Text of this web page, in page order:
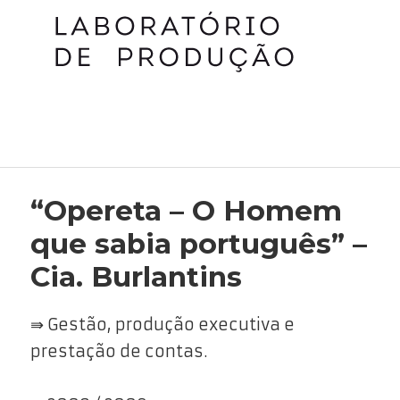
“Opereta – O Homem
que sabia português” –
Cia. Burlantins
⇛ Gestão, produção executiva e
prestação de contas.